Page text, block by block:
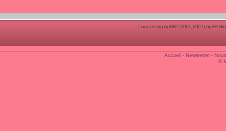
Powered byphpBB© 2001, 2002 phpBB
Accueil- Newsletter-
©